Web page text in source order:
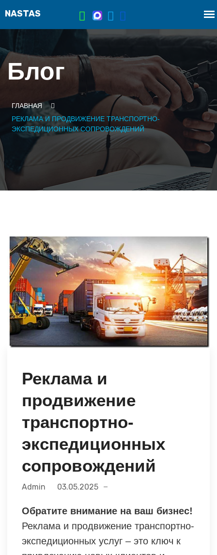
Блог
ГЛАВНАЯ
РЕКЛАМА И ПРОДВИЖЕНИЕ ТРАНСПОРТНО-
ЭКСПЕДИЦИОННЫХ СОПРОВОЖДЕНИЙ
Реклама и
продвижение
транспортно-
экспедиционных
сопровождений
Admin 03.05.2025
Обратите внимание на ваш бизнес!
Реклама и продвижение транспортно-
экспедиционных услуг – это ключ к